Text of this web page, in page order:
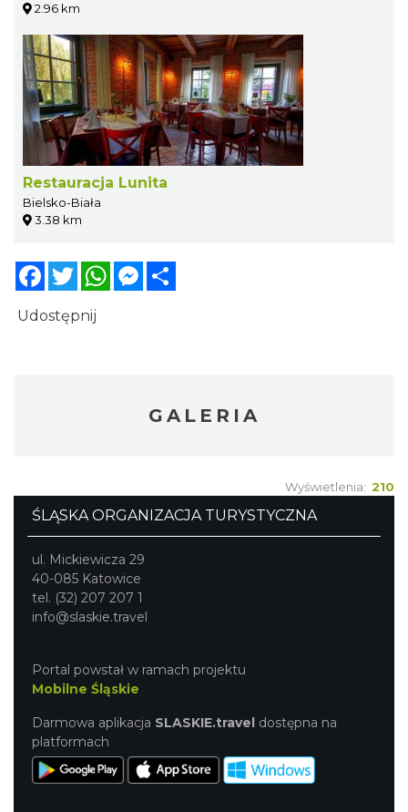
2.96 km
Restauracja Lunita
Bielsko-Biała
3.38 km
FacebookTwitterWhatsAppMessenger
Udostępnij
GALERIA
Wyświetlenia: 210
ŚLĄSKA ORGANIZACJA TURYSTYCZNA
ul. Mickiewicza 29
40-085 Katowice
tel. (32) 207 207 1
info@slaskie.travel
Portal powstał w ramach projektu
Mobilne Śląskie
Darmowa aplikacja SLASKIE.travel dostępna na
platformach